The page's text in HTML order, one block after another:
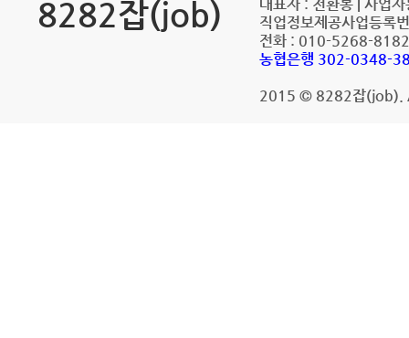
8282잡(job) 대표자 : 천환봉
사업
직업정보제공사업등록
전화 : 010-5268-
농협은행 302-0348-
2015 © 8282잡(job).